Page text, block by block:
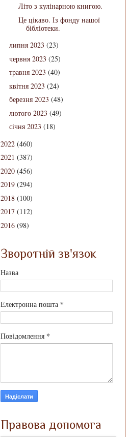
Літо з кулінарною книгою.
Це цікаво. Із фонду нашої
бібліотеки.
липня 2023 (23)
червня 2023 (25)
травня 2023 (40)
квітня 2023 (24)
березня 2023 (48)
лютого 2023 (49)
січня 2023 (18)
2022 (460)
2021 (387)
2020 (456)
2019 (294)
2018 (100)
2017 (112)
2016 (98)
Зворотній зв'язок
Назва
Електронна пошта *
Повідомлення *
Правова допомога